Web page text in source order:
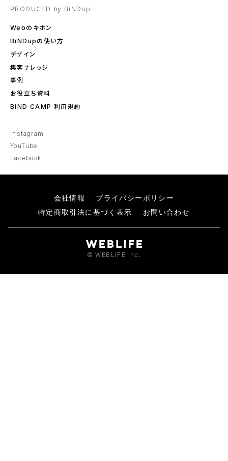
PRODUCED by BiNDup
Webのキホン
BiNDupの使い方
デザイン
集客ナレッジ
事例
お役立ち資料
BiND CAMP 利用規約
Instagram
YouTube
Facebook
会社情報
プライバシーポリシー
特定商取引法に基づく表示
お問い合わせ
© WEBLIFE Inc.